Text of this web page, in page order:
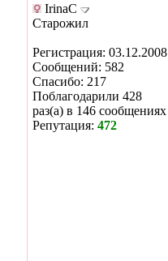
IrinaC
Старожил
Регистрация: 03.12.2008
Сообщений: 582
Спасибо: 217
Поблагодарили 428
раз(а) в 146 сообщениях
Репутация: 472